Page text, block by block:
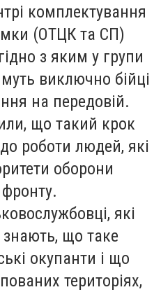
комплектування
(ОТЦК та СП)
з яким у групи
виключно бійці
на передовій.
що такий крок
роботи людей, які
оборони
які
знають, що таке
окупанти і що
територіях,